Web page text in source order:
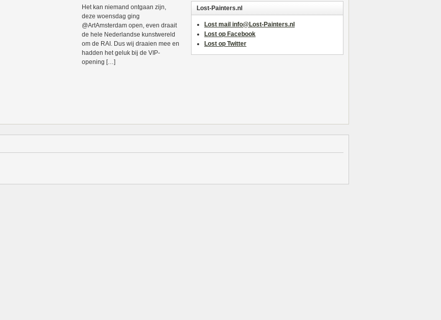
Het kan niemand ontgaan zijn,
deze woensdag ging
@ArtAmsterdam open, even draait
de hele Nederlandse kunstwereld
om de RAI. Dus wij draaien mee en
hadden het geluk bij de VIP-
opening […]
Lost-Painters.nl
Lost mail info@Lost-Painters.nl
Lost op Facebook
Lost op Twitter